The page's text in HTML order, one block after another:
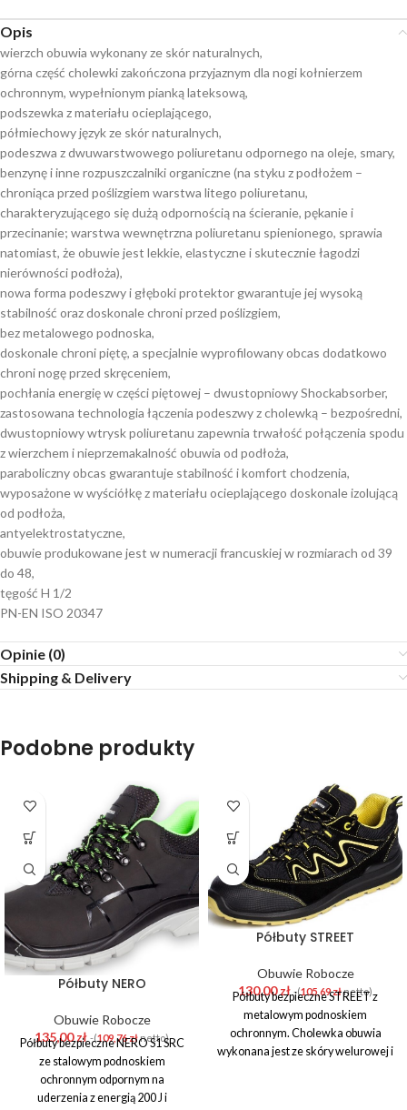
Opis
wierzch obuwia wykonany ze skór naturalnych,
górna część cholewki zakończona przyjaznym dla nogi kołnierzem
ochronnym, wypełnionym pianką lateksową,
podszewka z materiału ocieplającego,
półmiechowy język ze skór naturalnych,
podeszwa z dwuwarstwowego poliuretanu odpornego na oleje, smary,
benzynę i inne rozpuszczalniki organiczne (na styku z podłożem –
chroniąca przed poślizgiem warstwa litego poliuretanu,
charakteryzującego się dużą odpornością na ścieranie, pękanie i
przecinanie; warstwa wewnętrzna poliuretanu spienionego, sprawia
natomiast, że obuwie jest lekkie, elastyczne i skutecznie łagodzi
nierówności podłoża),
nowa forma podeszwy i głęboki protektor gwarantuje jej wysoką
stabilność oraz doskonale chroni przed poślizgiem,
bez metalowego podnoska,
doskonale chroni piętę, a specjalnie wyprofilowany obcas dodatkowo
chroni nogę przed skręceniem,
pochłania energię w części piętowej – dwustopniowy Shockabsorber,
zastosowana technologia łączenia podeszwy z cholewką – bezpośredni,
dwustopniowy wtrysk poliuretanu zapewnia trwałość połączenia spodu
z wierzchem i nieprzemakalność obuwia od podłoża,
paraboliczny obcas gwarantuje stabilność i komfort chodzenia,
wyposażone w wyściółkę z materiału ocieplającego doskonale izolującą
od podłoża,
antyelektrostatyczne,
obuwie produkowane jest w numeracji francuskiej w rozmiarach od 39
do 48,
tęgość H 1/2
PN-EN ISO 20347
Opinie (0)
Shipping & Delivery
Podobne produkty
Półbuty NERO
Obuwie Robocze
135,00zł -(109,76złnetto)
Półbuty bezpieczne NERO S1 SRC
ze stalowym podnoskiem
ochronnym odpornym na
uderzenia z energią 200 J i
Półbuty STREET
Obuwie Robocze
130,00zł -(105,69złnetto)
Półbuty bezpieczne STREET z
metalowym podnoskiem
ochronnym. Cholewka obuwia
wykonana jest ze skóry welurowej i